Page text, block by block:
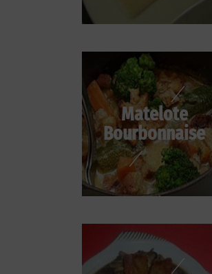
Matelote
Bourbonnaise